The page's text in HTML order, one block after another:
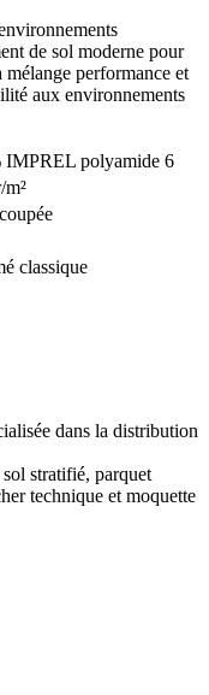
de sol moderne pour
mélange performance et
aux environnements
IMPREL polyamide 6
classique
dans la distribution
stratifié, parquet
technique et moquette